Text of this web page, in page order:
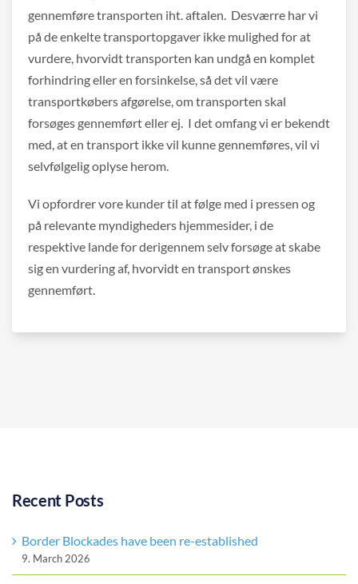
gennemføre transporten iht. aftalen. Desværre har vi
på de enkelte transportopgaver ikke mulighed for at
vurdere, hvorvidt transporten kan undgå en komplet
forhindring eller en forsinkelse, så det vil være
transportkøbers afgørelse, om transporten skal
forsøges gennemført eller ej. I det omfang vi er bekendt
med, at en transport ikke vil kunne gennemføres, vil vi
selvfølgelig oplyse herom.
Vi opfordrer vore kunder til at følge med i pressen og
på relevante myndigheders hjemmesider, i de
respektive lande for derigennem selv forsøge at skabe
sig en vurdering af, hvorvidt en transport ønskes
gennemført.
Recent Posts
Border Blockades have been re-established
9. March 2026